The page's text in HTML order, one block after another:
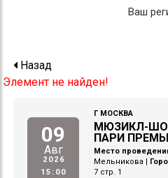
Ваш
Назад
Элемент не найден!
09
Авг
2026
15:00
Г МОСКВА
МЮЗИКЛ-
ПАРИ
Место
Мельникова
7 стр. 1